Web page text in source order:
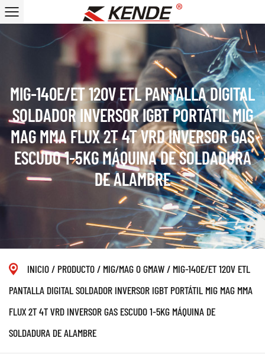
MIG-140E/ET 120V ETL PANTALLA DIGITAL
SOLDADOR INVERSOR IGBT PORTÁTIL MIG
MAG MMA FLUX 2T 4T VRD INVERSOR GAS
ESCUDO 1-5KG MÁQUINA DE SOLDADURA
DE ALAMBRE
INICIO/ PRODUCTO/ MIG/MAG O GMAW/ MIG-140E/ET 120V ETL
PANTALLA DIGITAL SOLDADOR INVERSOR IGBT PORTÁTIL MIG MAG MMA
FLUX 2T 4T VRD INVERSOR GAS ESCUDO 1-5KG MÁQUINA DE
SOLDADURA DE ALAMBRE